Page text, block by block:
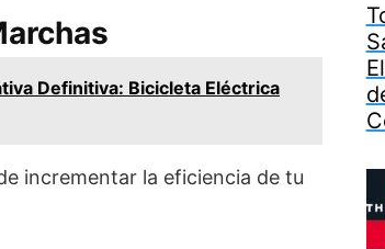
Definitiva: Bicicleta Eléctrica
incrementar la eficiencia de tu